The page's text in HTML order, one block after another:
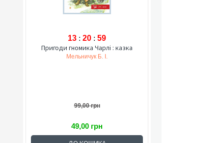
13 : 20 : 58
Пригоди гномика Чарлі : казка
Мельничук Б. І.
99,00 грн
49,00 грн